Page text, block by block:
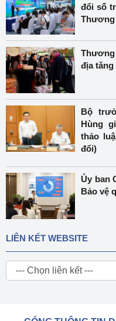
đổi số
Thương
địa
Bộ
Hùng
thảo
đổi)
Ủy ban
Bảo vệ
LIÊN KẾT WEBSITE